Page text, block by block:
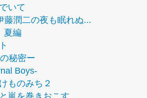
いて
藤潤二の夜も眠れぬ...
夏編
秘密ー
Boys-
ものみち２
嵐を巻きおこす